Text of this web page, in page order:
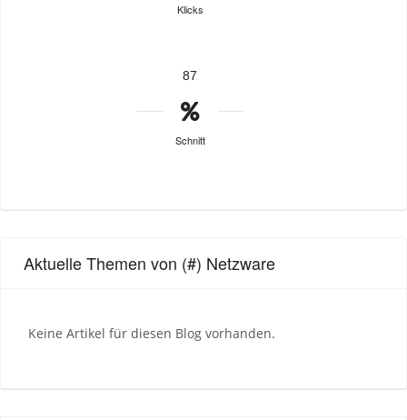
Klicks
87
Schnitt
Aktuelle Themen von (#) Netzware
Keine Artikel für diesen Blog vorhanden.